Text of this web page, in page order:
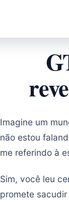
Imagine um
não estou
me referindo à
Sim, você leu
promete